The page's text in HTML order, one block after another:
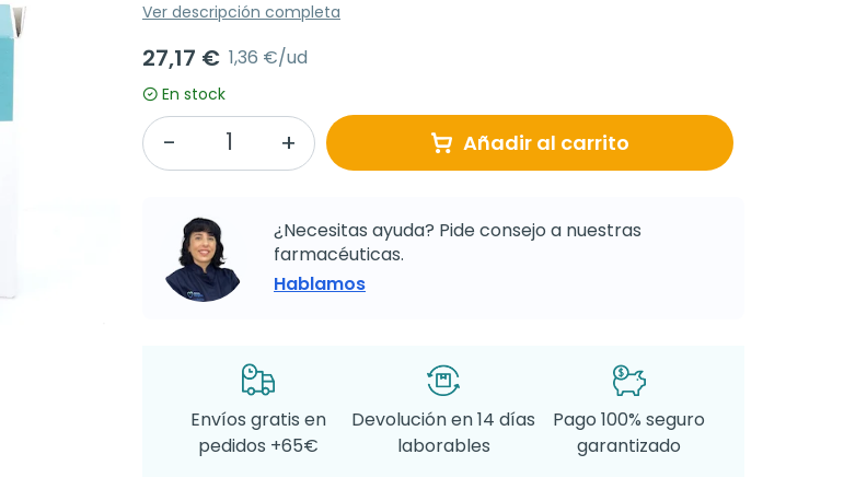
Ver descripción completa
27,17 € 1,36 €/ud
En stock
Añadir al carrito
¿Necesitas ayuda? Pide consejo a nuestras
farmacéuticas.
Hablamos
Envíos gratis en
pedidos +65€
Devolución en 14 días
laborables
Pago 100% seguro
garantizado